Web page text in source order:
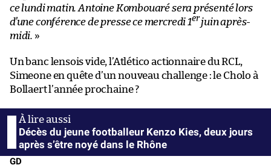
ce lundi matin. Antoine Kombouaré sera présenté lors
d’une conférence de presse ce mercredi 1er juin après-
midi. »
Un banc lensois vide, l’Atlético actionnaire du RCL,
Simeone en quête d’un nouveau challenge : le Cholo à
Bollaert l’année prochaine ?
Décès du jeune footballeur Kenzo Kies, deux jours
après s’être noyé dans le Rhône
GD